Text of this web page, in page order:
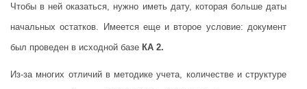
Чтобы в ней оказаться, нужно иметь дату, которая больше даты
начальных остатков. Имеется еще и второе условие: документ
был проведен в исходной базе КА 2.
Из-за многих отличий в методике учета, количестве и структуре